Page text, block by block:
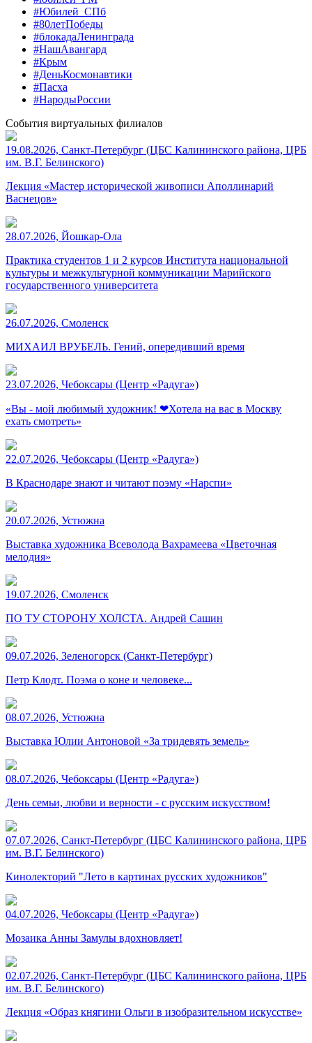
#Юбилей_СПб
#80летПобеды
#блокадаЛенинграда
#НашАвангард
#Крым
#ДеньКосмонавтики
#Пасха
#НародыРоссии
События виртуальных филиалов
19.08.2026, Санкт-Петербург (ЦБС Калининского района, ЦРБ
им. В.Г. Белинского)
Лекция «Мастер исторической живописи Аполлинарий
Васнецов»
28.07.2026, Йошкар-Ола
Практика студентов 1 и 2 курсов Института национальной
культуры и межкультурной коммуникации Марийского
государственного университета
26.07.2026, Смоленск
МИХАИЛ ВРУБЕЛЬ. Гений, опередивший время
23.07.2026, Чебоксары (Центр «Радуга»)
«Вы - мой любимый художник! ❤Хотела на вас в Москву
ехать смотреть»
22.07.2026, Чебоксары (Центр «Радуга»)
В Краснодаре знают и читают поэму «Нарспи»
20.07.2026, Устюжна
Выставка художника Всеволода Вахрамеева «Цветочная
мелодия»
19.07.2026, Смоленск
ПО ТУ СТОРОНУ ХОЛСТА. Андрей Сашин
09.07.2026, Зеленогорск (Санкт-Петербург)
Петр Клодт. Поэма о коне и человеке...
08.07.2026, Устюжна
Выставка Юлии Антоновой «За тридевять земель»
08.07.2026, Чебоксары (Центр «Радуга»)
День семьи, любви и верности - с русским искусством!
07.07.2026, Санкт-Петербург (ЦБС Калининского района, ЦРБ
им. В.Г. Белинского)
Кинолекторий "Лето в картинах русских художников"
04.07.2026, Чебоксары (Центр «Радуга»)
Мозаика Анны Замулы вдохновляет!
02.07.2026, Санкт-Петербург (ЦБС Калининского района, ЦРБ
им. В.Г. Белинского)
Лекция «Образ княгини Ольги в изобразительном искусстве»